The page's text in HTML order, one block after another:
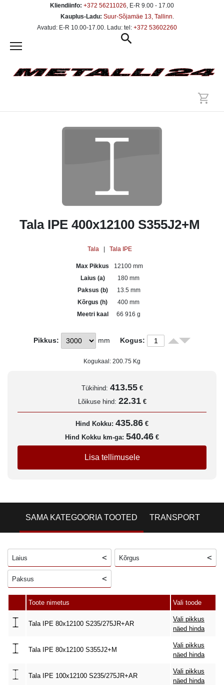
Kliendiinfo: +372 56211026, E-R 9.00 - 17.00
Kauplus-Ladu: Suur-Sõjamäe 13, Tallinn.
Avatud: E-R 10.00-17.00. Ladu: tel: +372 53602260
Tala IPE 400x12100 S355J2+M
Tala| Tala IPE
Max Pikkus
12100 mm
Laius (a)
180 mm
Paksus (b)
13.5 mm
Kõrgus (h)
400 mm
Meetri kaal
66 916 g
Pikkus: mm Kogus:
Kogukaal: 200.75 Kg
Tükihind: 413.55 €
Lõikuse hind: 22.31 €
Hind Kokku: 435.86 €
Hind Kokku km-ga: 540.46 €
Lisa tellimusele
SAMA KATEGOORIA TOOTED TRANSPORT
Laius Kõrgus
Paksus
Toote nimetus Vali toode
Tala IPE 80x12100 S235/275JR+AR
Vali pikkus
näed hinda
Tala IPE 80x12100 S355J2+M
Vali pikkus
näed hinda
Tala IPE 100x12100 S235/275JR+AR
Vali pikkus
näed hinda